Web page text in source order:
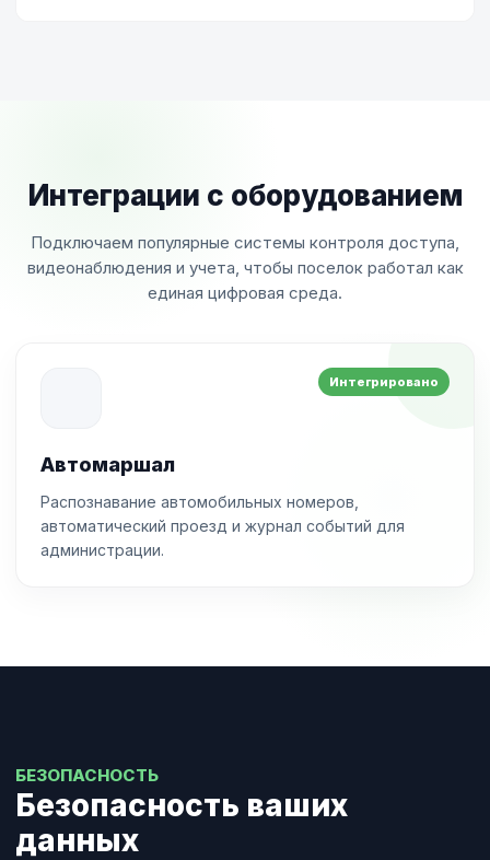
Интеграции с оборудованием
Подключаем популярные системы контроля доступа,
видеонаблюдения и учета, чтобы поселок работал как
единая цифровая среда.
Интегрировано
Автомаршал
Распознавание автомобильных номеров,
автоматический проезд и журнал событий для
администрации.
БЕЗОПАСНОСТЬ
Безопасность ваших
данных